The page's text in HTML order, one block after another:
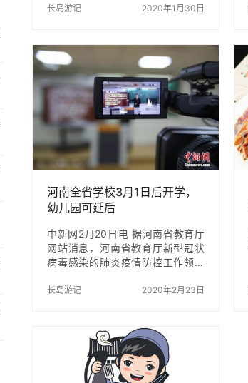
现： 这里不止古城开封、洛阳牡
准备了10个人少景美的小众旅行地
细数一下这10个地方 你究竟去过几
个? 三门峡 仰韶大峡谷 仰韶大峡谷
现有着举世闻名的仰韶文化，险、
奇、幽、雄为特点，受到了广大游
客的青睐。仙峡绝崖对峙，瀑流飞
溅；神龟峡潭泉相连，群峰竞秀，
可在峡谷内筏舟，风景秀美如画；
龙虎峡古木遍布，曲径通幽，苑
长岛游记 2020年1月30日
河南全省学校3月1日后开学，
幼儿园可延后
中新网2月20日电 据河南省教育厅
网站消息，河南省教育厅新型冠状
病毒感染的肺炎疫情防控工作领导
类学校在3月1日之后有序开学，具
地、各级各类学校(含幼儿园，下
同)、各单位要扎实做好开学前各项
准备工作。 一是认真谋划开学时
间。全省各级各类学校在3月1日之
长岛游记 2020年2月23日